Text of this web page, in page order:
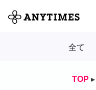
全て
TOP ▸